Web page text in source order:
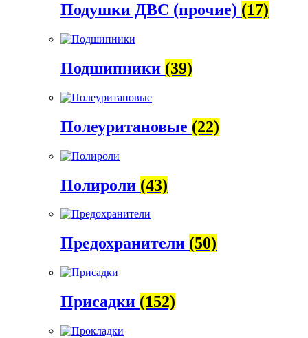
Подушки ДВС (прочие) (17)
Подшипники (39)
Полеуритановые (22)
Полироли (43)
Предохранители (50)
Присадки (152)